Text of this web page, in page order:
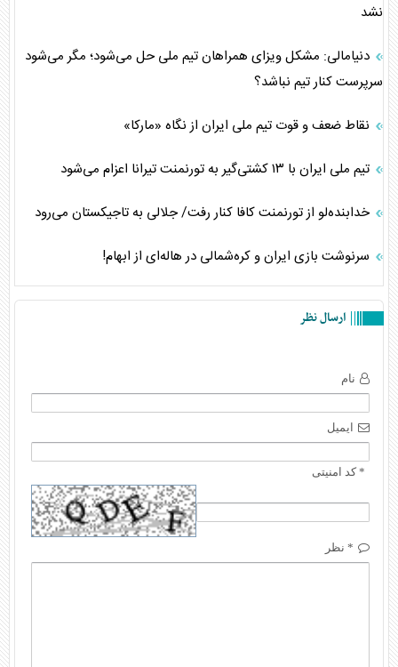
نشد
دنیامالی: مشکل ویزای همراهان تیم ملی حل می‌شود؛ مگر می‌شود
سرپرست کنار تیم نباشد؟
نقاط ضعف و قوت تیم ملی ایران از نگاه «مارکا»
تیم ملی ایران با ۱۳ کشتی‌گیر به تورنمنت تیرانا اعزام می‌شود
خدابنده‌لو از تورنمنت کافا کنار رفت/ جلالی به تاجیکستان می‌رود
سرنوشت بازی ایران و کره‌شمالی در هاله‌ای از ابهام!
ارسال نظر
نام
ایمیل
* کد امنیتی
* نظر